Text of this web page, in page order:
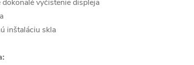
vyčistenie displeja
inštaláciu skla